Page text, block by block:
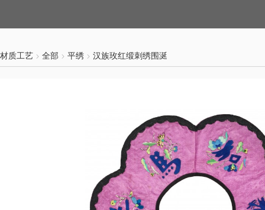
材质工艺 全部 平绣 汉族玫红缎刺绣围涎